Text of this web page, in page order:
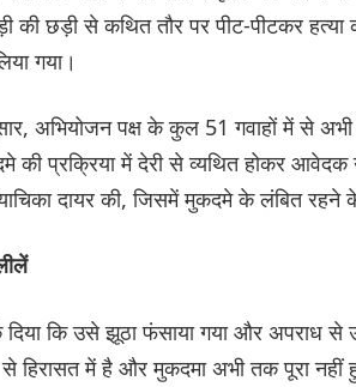
की छड़ी से कथित तौर पर पीट-पीटकर
गया।
अभियोजन पक्ष के कुल 51 गवाहों में से
की प्रक्रिया में देरी से व्यथित होकर आवेदक
दायर की, जिसमें मुकदमे के लंबित रहने के
कि उसे झूठा फंसाया गया और अपराध से
हिरासत में है और मुकदमा अभी तक पूरा